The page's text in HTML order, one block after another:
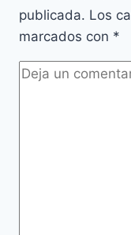
publicada. Los
marcados con *